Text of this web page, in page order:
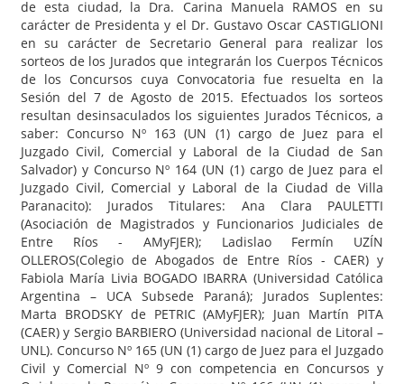
de esta ciudad, la Dra. Carina Manuela RAMOS en su
carácter de Presidenta y el Dr. Gustavo Oscar CASTIGLIONI
en su carácter de Secretario General para realizar los
sorteos de los Jurados que integrarán los Cuerpos Técnicos
de los Concursos cuya Convocatoria fue resuelta en la
Sesión del 7 de Agosto de 2015. Efectuados los sorteos
resultan desinsaculados los siguientes Jurados Técnicos, a
saber: Concurso Nº 163 (UN (1) cargo de Juez para el
Juzgado Civil, Comercial y Laboral de la Ciudad de San
Salvador) y Concurso Nº 164 (UN (1) cargo de Juez para el
Juzgado Civil, Comercial y Laboral de la Ciudad de Villa
Paranacito): Jurados Titulares: Ana Clara PAULETTI
(Asociación de Magistrados y Funcionarios Judiciales de
Entre Ríos - AMyFJER); Ladislao Fermín UZÍN
OLLEROS(Colegio de Abogados de Entre Ríos - CAER) y
Fabiola María Livia BOGADO IBARRA (Universidad Católica
Argentina – UCA Subsede Paraná); Jurados Suplentes:
Marta BRODSKY de PETRIC (AMyFJER); Juan Martín PITA
(CAER) y Sergio BARBIERO (Universidad nacional de Litoral –
UNL). Concurso Nº 165 (UN (1) cargo de Juez para el Juzgado
Civil y Comercial Nº 9 con competencia en Concursos y